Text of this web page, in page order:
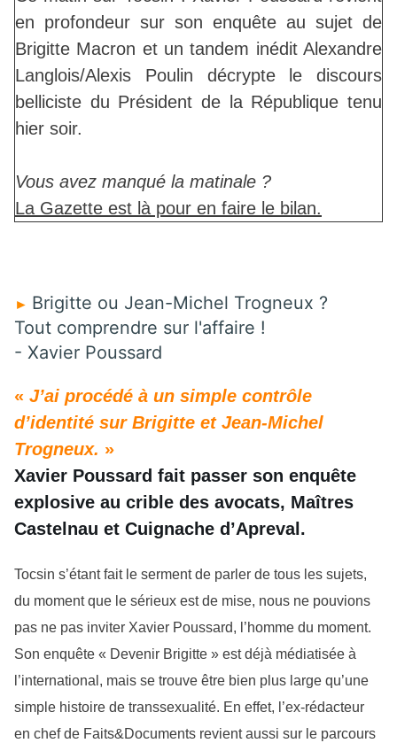
en profondeur sur son enquête au sujet de
Brigitte Macron et un tandem inédit Alexandre
Langlois/Alexis Poulin décrypte le discours
belliciste du Président de la République tenu
hier soir.
Vous avez manqué la matinale ?
La Gazette est là pour en faire le bilan.
► Brigitte ou Jean-Michel Trogneux ?
Tout comprendre sur l'affaire !
- Xavier Poussard
« J’ai procédé à un simple contrôle
d’identité sur Brigitte et Jean-Michel
Trogneux. »
Xavier Poussard fait passer son enquête
explosive au crible des avocats, Maîtres
Castelnau et Cuignache d’Apreval.
Tocsin s’étant fait le serment de parler de tous les sujets,
du moment que le sérieux est de mise, nous ne pouvions
pas ne pas inviter Xavier Poussard, l’homme du moment.
Son enquête « Devenir Brigitte » est déjà médiatisée à
l’international, mais se trouve être bien plus large qu’une
simple histoire de transsexualité. En effet, l’ex-rédacteur
en chef de Faits&Documents revient aussi sur le parcours